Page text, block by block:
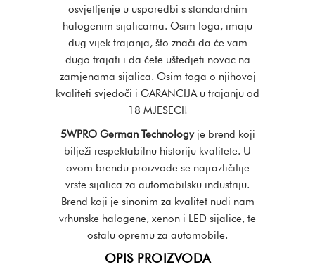
osvjetljenje u usporedbi s standardnim
halogenim sijalicama. Osim toga, imaju
dug vijek trajanja, što znači da će vam
dugo trajati i da ćete uštedjeti novac na
zamjenama sijalica. Osim toga o njihovoj
kvaliteti svjedoči i GARANCIJA u trajanju od
18 MJESECI!
5WPRO German Technologyje brend koji
bilježi respektabilnu historiju kvalitete. U
ovom brendu proizvode se najrazličitije
vrste sijalica za automobilsku industriju.
Brend koji je sinonim za kvalitet nudi nam
vrhunske halogene, xenon i LED sijalice, te
ostalu opremu za automobile.
OPIS PROIZVODA